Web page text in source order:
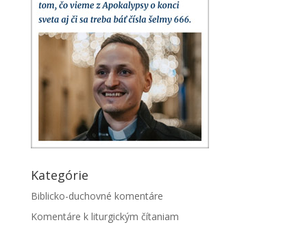
Kategórie
Biblicko-duchovné komentáre
Komentáre k liturgickým čítaniam